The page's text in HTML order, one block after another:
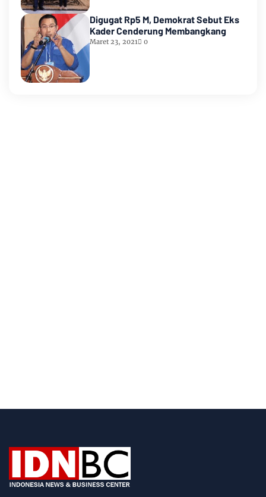
Digugat Rp5 M, Demokrat Sebut Eks
Kader Cenderung Membangkang
Maret 23, 2021 0